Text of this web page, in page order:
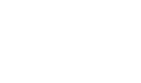
Wybieramy
wytrzymałe
szklanego oraz
Krinex, zyskujesz